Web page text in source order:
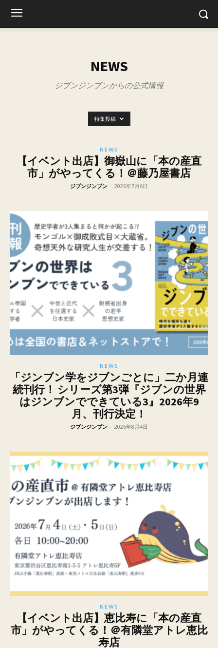
NEWS
ジブンジンブンからの公式情報
特集投稿
NEWS
【イベント出店】御嶽山に「本の産直
市」がやってくる！＠藤乃屋書店
ジブンジンブン - 2026年7月6日
NEWS
「ジンブン学をジブンごとに」二か月連
続刊行！ シリーズ第3弾『ジブンの世界
はジンブンでできている3』2026年9
月、刊行決定！
ジブンジンブン - 2026年8月4日
NEWS
【イベント出店】恵比寿に「本の産直
市」がやってくる！＠有隣堂アトレ恵比
寿店